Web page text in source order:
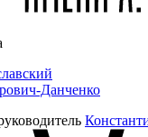
Данченко